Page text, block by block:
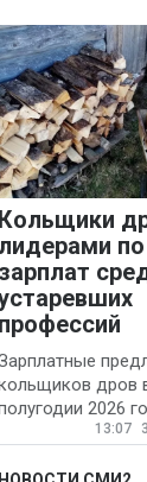
и
Кольщики
лидерами
зарплат
профессий
дров
2026
на 58% - 6213:07